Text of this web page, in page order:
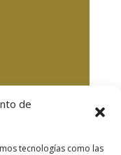
de
tecnologías como las